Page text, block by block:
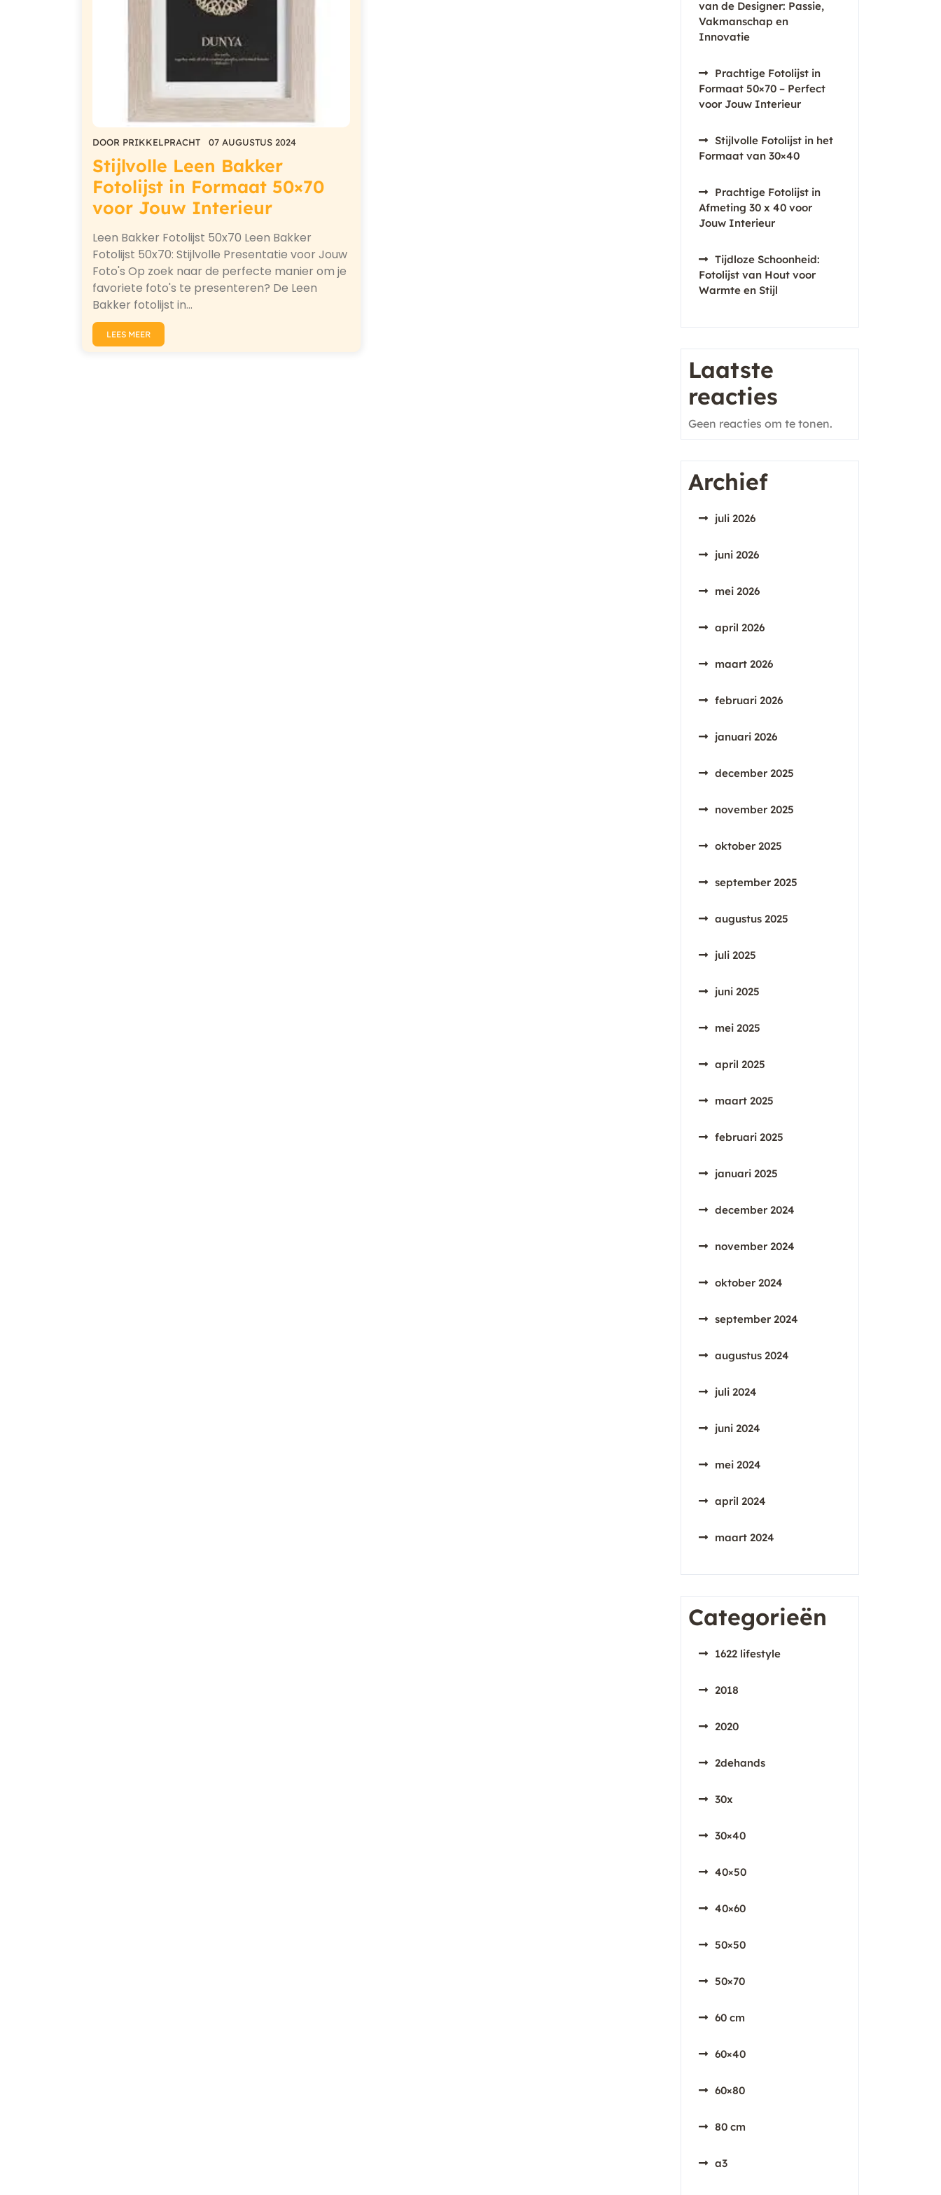
DOOR PRIKKELPRACHT 07 AUGUSTUS 2024
Stijlvolle Leen Bakker
Fotolijst in Formaat 50×70
voor Jouw Interieur
Leen Bakker Fotolijst 50x70 Leen Bakker
Fotolijst 50x70: Stijlvolle Presentatie voor Jouw
Foto's Op zoek naar de perfecte manier om je
favoriete foto's te presenteren? De Leen
Bakker fotolijst in…
LEES MEER
van de Designer: Passie,
Vakmanschap en
Innovatie
Prachtige Fotolijst in
Formaat 50×70 – Perfect
voor Jouw Interieur
Stijlvolle Fotolijst in het
Formaat van 30×40
Prachtige Fotolijst in
Afmeting 30 x 40 voor
Jouw Interieur
Tijdloze Schoonheid:
Fotolijst van Hout voor
Warmte en Stijl
Laatste
reacties
Geen reacties om te tonen.
Archief
juli 2026
juni 2026
mei 2026
april 2026
maart 2026
februari 2026
januari 2026
december 2025
november 2025
oktober 2025
september 2025
augustus 2025
juli 2025
juni 2025
mei 2025
april 2025
maart 2025
februari 2025
januari 2025
december 2024
november 2024
oktober 2024
september 2024
augustus 2024
juli 2024
juni 2024
mei 2024
april 2024
maart 2024
Categorieën
1622 lifestyle
2018
2020
2dehands
30x
30×40
40×50
40×60
50×50
50×70
60 cm
60×40
60×80
80 cm
a3